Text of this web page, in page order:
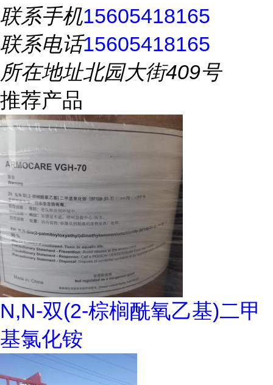
联系手机15605418165
联系电话15605418165
所在地址北园大街409号
推荐产品
N,N-双(2-棕榈酰氧乙基)二甲
基氯化铵